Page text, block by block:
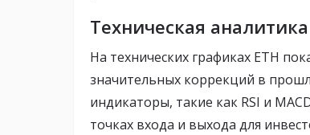
Техническая
На технических графиках ETH
значительных коррекций в
индикаторы, такие как RSI и
точках входа и выхода для